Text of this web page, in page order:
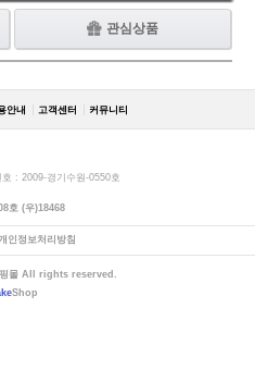
관심상품
안내 고객센터 커뮤니티
: 2009-경기수원-0550호
호 (우)18468
인정보처리방침
몰 All rights reserved.
Shop